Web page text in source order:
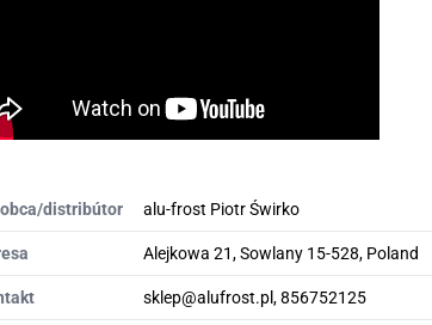
distribútor alu-frost Piotr Świrko
Alejkowa 21, Sowlany 15-528, Poland
sklep@alufrost.pl, 856752125